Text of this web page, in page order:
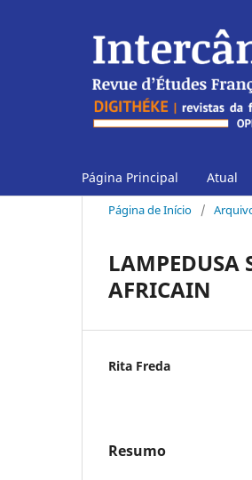
Página Principal Atual
Página de Início /
LAMPEDUSA
AFRICAIN
Rita Freda
Resumo